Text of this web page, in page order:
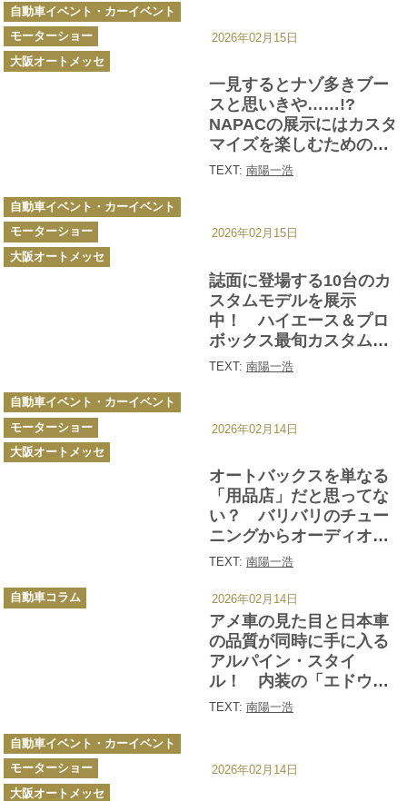
一見するとナゾ多きブー
スと思いきや……!?
NAPACの展示にはカスタ
マイズを楽しむための知
恵が詰まっていた！【大
TEXT: 南陽一浩
カ
テ
ゴ
リ
ー
自動車イベント・カーイベント
モーターショー
大阪オートメッセ
2026年02月15日
誌面に登場する10台のカ
スタムモデルを展示
中！ ハイエース＆プロ
ボックス最旬カスタム最
前線【大阪オートメッセ
TEXT: 南陽一浩
カ
テ
ゴ
リ
ー
自動車イベント・カーイベント
モーターショー
大阪オートメッセ
2026年02月15日
オートバックスを単なる
「用品店」だと思ってな
い？ バリバリのチュー
ニングからオーディオま
で自動車カスタムなんで
た【大阪オートメッセ
2026】
TEXT: 南陽一浩
カ
テ
ゴ
リ
ー
自動車イベント・カーイベント
モーターショー
大阪オートメッセ
2026年02月14日
アメ車の見た目と日本車
の品質が同時に手に入る
アルパイン・スタイ
ル！ 内装の「エドウイ
ン」仕様は激熱!! 【大阪
TEXT: 南陽一浩
カ
テ
ゴ
自動車コラム 2026年02月14日
カ
テ
ゴ
リ
ー
自動車イベント・カーイベント
モーターショー
大阪オートメッセ
2026年02月14日